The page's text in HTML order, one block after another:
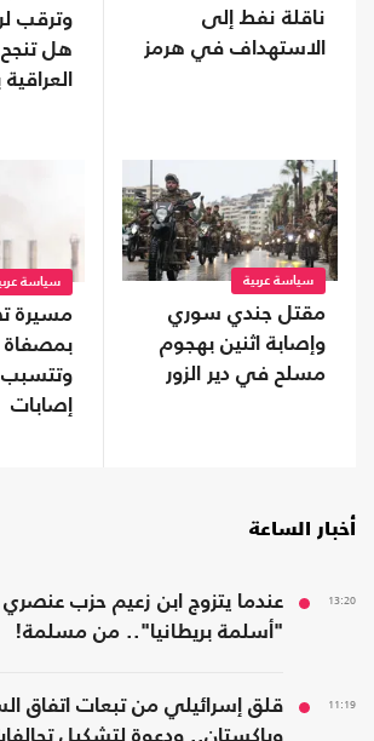
ناقلة نفط إلى
الاستهداف في هرمز
وترقب
هل تنجح
سياسة عربية
مقتل جندي سوري
وإصابة اثنين بهجوم
مسلح في دير الزور
سياسة
مسيرة
بمصفاة
إصابات
أخبار الساعة
13:20
عندما يتزوج ابن زعيم حزب عنصري
"أسلمة بريطانيا".. من مسلمة!
11:19
قلق إسرائيلي من تبعات اتفاق
وباكستان.. ودعوة لتشكيل